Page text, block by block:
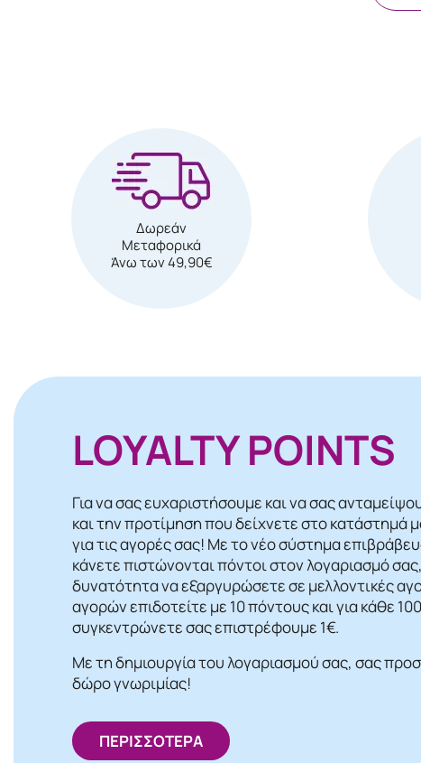
Δωρεάν
Μεταφορικά
Άνω των 49,90€
LOYALTY POINTS
Για να σας ευχαριστήσουμε και να σας
και την προτίμηση που δείχνετε στο κατάστημά
για τις αγορές σας! Mε το νέο σύστημα
κάνετε πιστώνονται πόντοι στον λογαριασμό
δυνατότητα να εξαργυρώσετε σε μελλοντικές
αγορών επιδοτείτε με 10 πόντους και για κάθε
συγκεντρώνετε σας επιστρέφουμε 1€.
Με τη δημιουργία του λογαριασμού σας, σας
δώρο γνωριμίας!
ΠΕΡΙΣΣΟΤΕΡΑ